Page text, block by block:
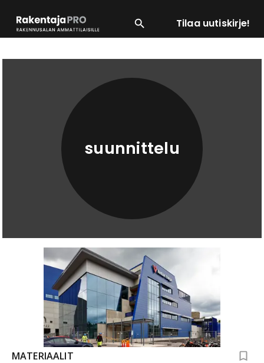
Tilaa uutiskirje!
SUOSITUIMMAT ENERGIA LVI
suunnittelu
MATERIAALIT